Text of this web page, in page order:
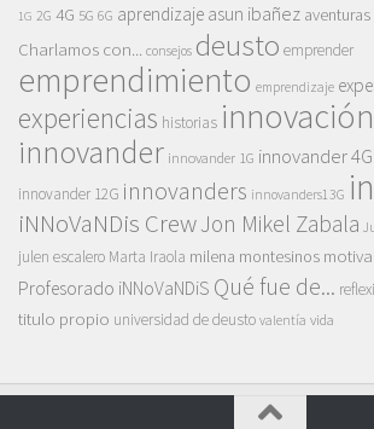
1G 2G 4G 5G 6G aprendizaje asun ibañez aventuras
Charlamos con... consejos deusto emprender
emprendimiento emprendizaje
experiencias historias innovación
innovander innovander 1G innovander 4G
innovander 12G innovanders innovanders13G
iNNoVaNDis CrewJon Mikel Zabala
julen escalero Marta Iraola milena montesinos
Profesorado iNNoVaNDiS Qué fue de...
titulo propio universidad de deusto valentía vida